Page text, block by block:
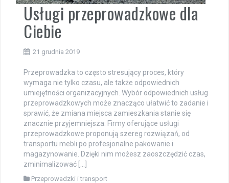
Usługi przeprowadzkowe dla
Ciebie
21 grudnia 2019
Przeprowadzka to często stresujący proces, który
wymaga nie tylko czasu, ale także odpowiednich
umiejętności organizacyjnych. Wybór odpowiednich usług
przeprowadzkowych może znacząco ułatwić to zadanie i
sprawić, że zmiana miejsca zamieszkania stanie się
znacznie przyjemniejsza. Firmy oferujące usługi
przeprowadzkowe proponują szereg rozwiązań, od
transportu mebli po profesjonalne pakowanie i
magazynowanie. Dzięki nim możesz zaoszczędzić czas,
zminimalizować […]
Przeprowadzki i transport